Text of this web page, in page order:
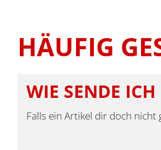
HÄUFIG
WIE SENDE
Falls ein Artikel dir doch nicht